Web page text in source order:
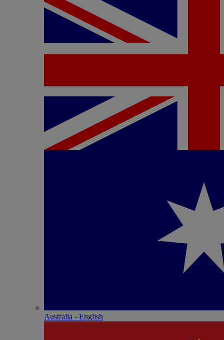
Australia - English